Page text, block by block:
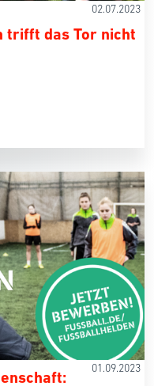
02.07.2023
trifft das Tor nicht
01.09.2023